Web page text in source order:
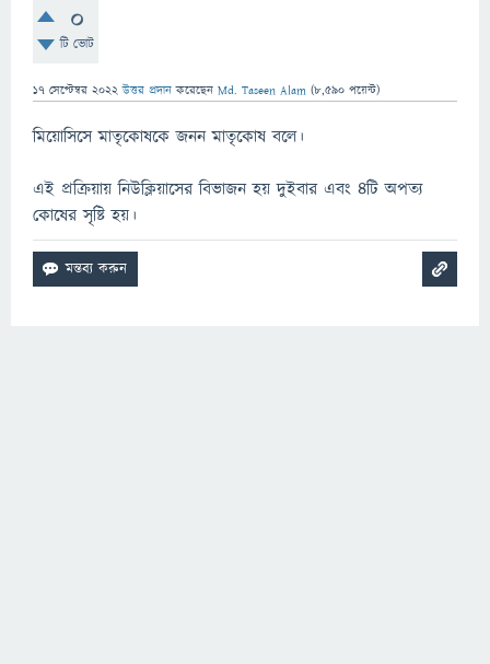
0
টি ভোট
17 সেপ্টেম্বর 2022 উত্তর প্রদান করেছেন Md. Taseen Alam (8,590 পয়েন্ট)
মিয়োসিসে মাতৃকোষকে জনন মাতৃকোষ বলে।
এই প্রক্রিয়ায় নিউক্লিয়াসের বিভাজন হয় দুইবার এবং ৪টি অপত্য
কোষের সৃষ্টি হয়।